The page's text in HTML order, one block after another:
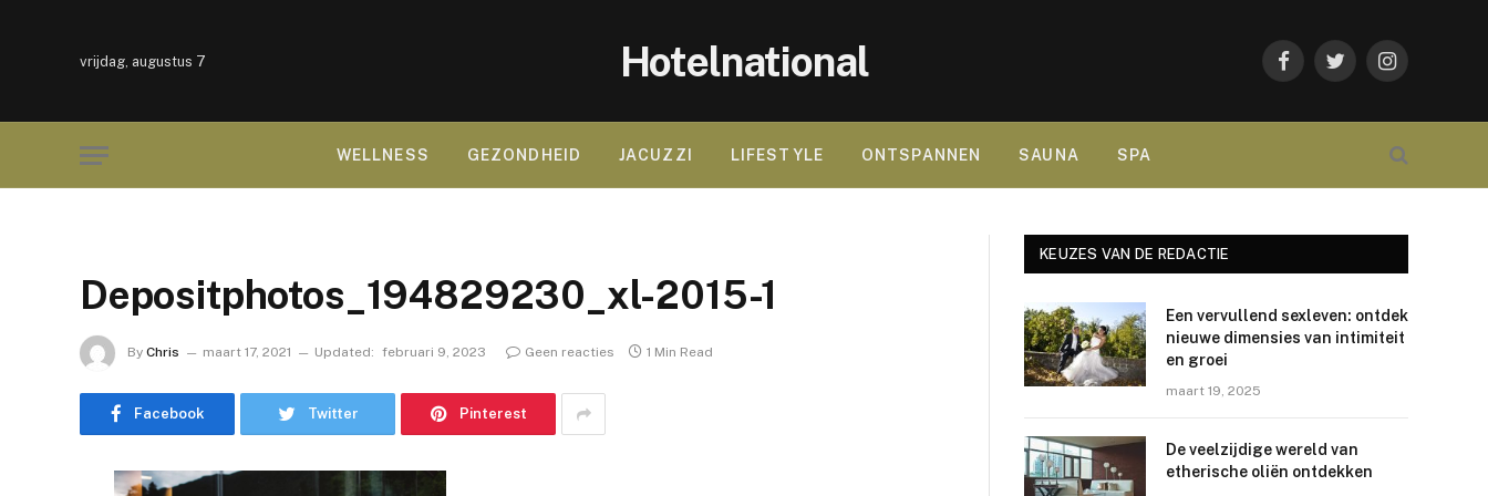
vrijdag, augustus 7 Hotelnational FacebookTwitterInstagram
WELLNESS GEZONDHEID JACUZZI LIFESTYLE ONTSPANNEN SAUNA SPA
Depositphotos_194829230_xl-2015-1
By Chris maart 17, 2021 Updated: februari 9, 2023 Geen reacties 1 Min Read
Facebook Twitter Pinterest
KEUZES VAN DE REDACTIE
Een vervullend sexleven: ontdek
nieuwe dimensies van intimiteit
en groei
maart 19, 2025
De veelzijdige wereld van
etherische oliën ontdekken